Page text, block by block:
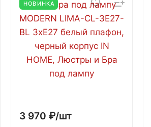
НОВИНКА
3 970 ₽/шт